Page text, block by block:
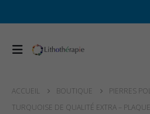
ACCUEIL BOUTIQUE PIERRES
TURQUOISE DE QUALITÉ EXTRA –